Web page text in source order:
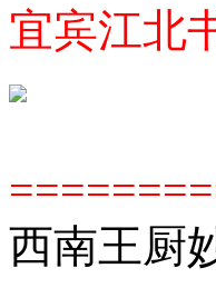
宜宾江北
西南王厨